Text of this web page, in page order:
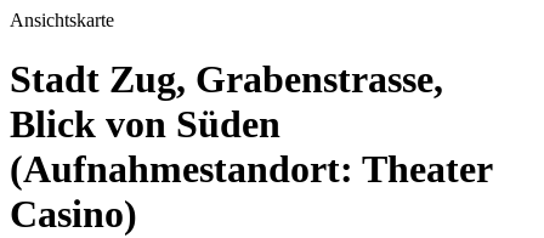
Ansichtskarte
Stadt Zug, Grabenstrasse,
Blick von Süden
(Aufnahmestandort: Theater
Casino)